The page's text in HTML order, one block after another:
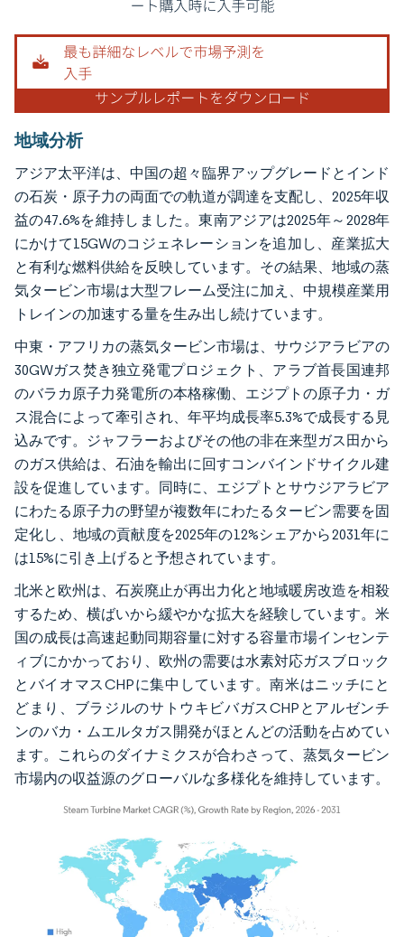
地域分析
アジア太平洋は、中国の超々臨界アップグレードとインド
の石炭・原子力の両面での軌道が調達を支配し、2025年収
益の47.6%を維持しました。東南アジアは2025年～2028年
にかけて15GWのコジェネレーションを追加し、産業拡大
と有利な燃料供給を反映しています。その結果、地域の蒸
気タービン市場は大型フレーム受注に加え、中規模産業用
トレインの加速する量を生み出し続けています。
中東・アフリカの蒸気タービン市場は、サウジアラビアの
30GWガス焚き独立発電プロジェクト、アラブ首長国連邦
のバラカ原子力発電所の本格稼働、エジプトの原子力・ガ
ス混合によって牽引され、年平均成長率5.3%で成長する見
込みです。ジャフラーおよびその他の非在来型ガス田から
のガス供給は、石油を輸出に回すコンバインドサイクル建
設を促進しています。同時に、エジプトとサウジアラビア
にわたる原子力の野望が複数年にわたるタービン需要を固
定化し、地域の貢献度を2025年の12%シェアから2031年に
は15%に引き上げると予想されています。
北米と欧州は、石炭廃止が再出力化と地域暖房改造を相殺
するため、横ばいから緩やかな拡大を経験しています。米
国の成長は高速起動同期容量に対する容量市場インセンテ
ィブにかかっており、欧州の需要は水素対応ガスブロック
とバイオマスCHPに集中しています。南米はニッチにと
どまり、ブラジルのサトウキビバガスCHPとアルゼンチ
ンのバカ・ムエルタガス開発がほとんどの活動を占めてい
ます。これらのダイナミクスが合わさって、蒸気タービン
市場内の収益源のグローバルな多様化を維持しています。